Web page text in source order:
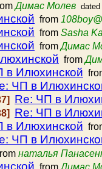
Димас Молев dated
from
from Sasha
fromДимас
from
в Илюхинской
ЧП в
Re: ЧП в
Re: ЧП в
в Илюхинской
ЧП в
наталья
fromДимас